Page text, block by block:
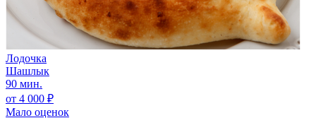
Лодочка
Шашлык
90 мин.
от 4 000 ₽
Мало оценок